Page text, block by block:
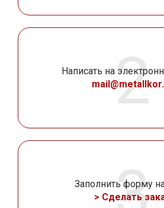
Написать на
Заполнить форму
> Сделать